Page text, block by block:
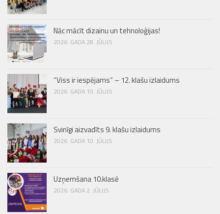
Nāc mācīt dizainu un tehnoloģijas!
2026. GADA 28. JŪLIJS
“Viss ir iespējams” – 12. klašu izlaidums
2026. GADA 10. JŪLIJS
Svinīgi aizvadīts 9. klašu izlaidums
2026. GADA 10. JŪLIJS
Uzņemšana 10.klasē
2026. GADA 2. JŪLIJS